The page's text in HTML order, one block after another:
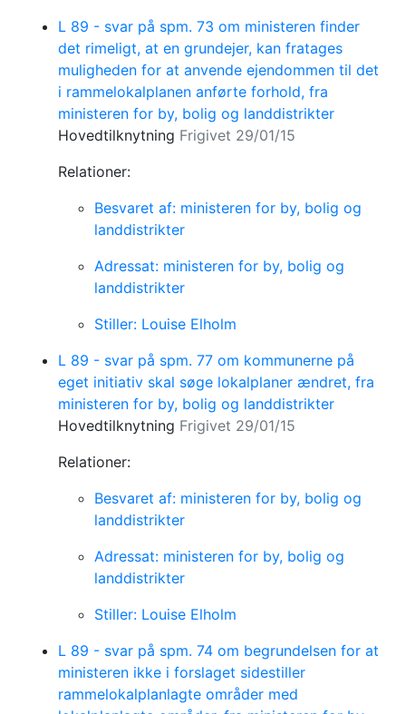
L 89 - svar på spm. 73 om ministeren finder
det rimeligt, at en grundejer, kan fratages
muligheden for at anvende ejendommen til det
i rammelokalplanen anførte forhold, fra
ministeren for by, bolig og landdistrikter
Hovedtilknytning Frigivet 29/01/15
Relationer:
Besvaret af: ministeren for by, bolig og
landdistrikter
Adressat: ministeren for by, bolig og
landdistrikter
Stiller: Louise Elholm
L 89 - svar på spm. 77 om kommunerne på
eget initiativ skal søge lokalplaner ændret, fra
ministeren for by, bolig og landdistrikter
Hovedtilknytning Frigivet 29/01/15
Relationer:
Besvaret af: ministeren for by, bolig og
landdistrikter
Adressat: ministeren for by, bolig og
landdistrikter
Stiller: Louise Elholm
L 89 - svar på spm. 74 om begrundelsen for at
ministeren ikke i forslaget sidestiller
rammelokalplanlagte områder med